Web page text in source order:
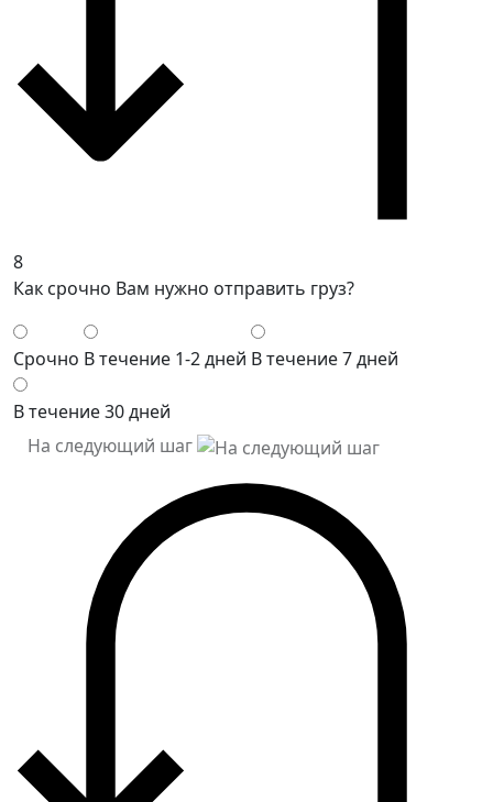
8
Как срочно Вам нужно отправить груз?
Срочно В течение 1-2 дней В течение 7 дней
В течение 30 дней
На следующий шаг